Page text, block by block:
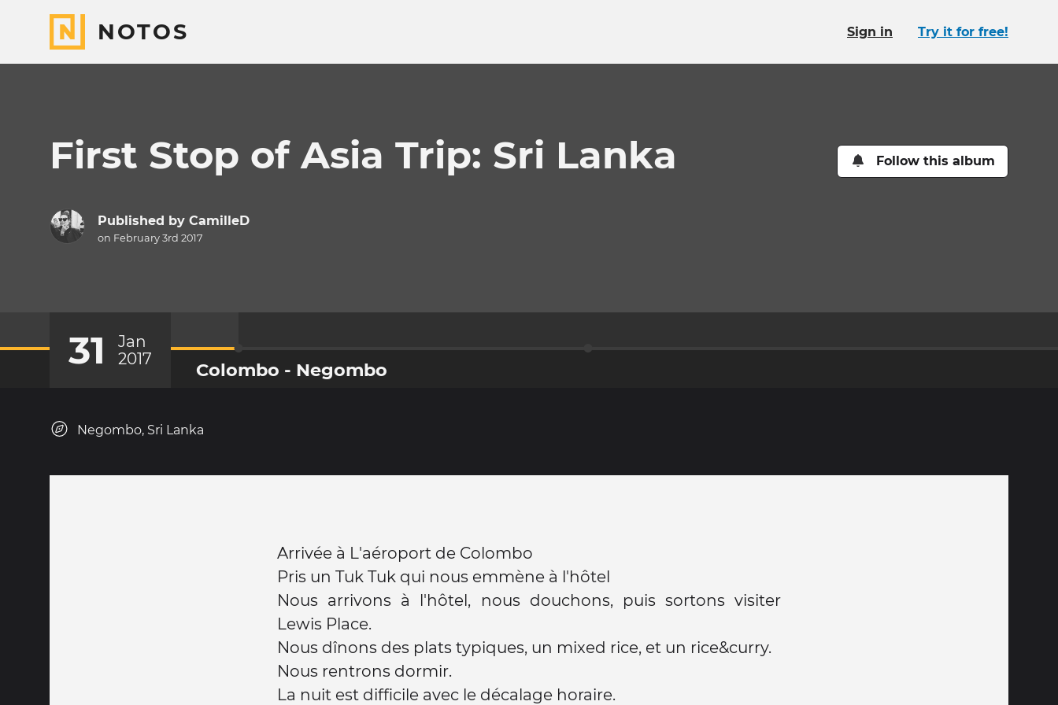
NOTOS Sign in Try it for free!
First Stop of Asia Trip: Sri Lanka Follow this album
Published by CamilleD
on February 3rd 2017
31
Jan
2017
Colombo - Negombo
Negombo, Sri Lanka
Arrivée à L'aéroport de Colombo
Pris un Tuk Tuk qui nous emmène à l'hôtel
Nous arrivons à l'hôtel, nous douchons, puis sortons visiter
Lewis Place.
Nous dînons des plats typiques, un mixed rice, et un rice&curry.
Nous rentrons dormir.
La nuit est difficile avec le décalage horaire.